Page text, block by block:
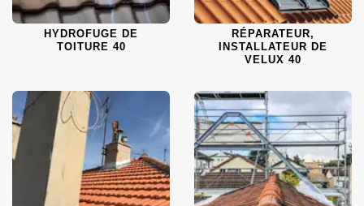
HYDROFUGE DE
TOITURE 40
RÉPARATEUR,
INSTALLATEUR DE
VELUX 40